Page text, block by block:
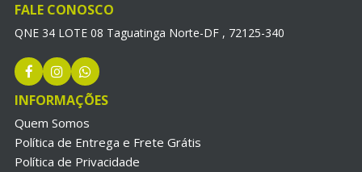
FALE CONOSCO
QNE 34 LOTE 08 Taguatinga Norte-DF , 72125-340
INFORMAÇÕES
Quem Somos
Política de Entrega e Frete Grátis
Política de Privacidade